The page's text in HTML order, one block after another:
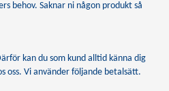
behov. Saknar ni någon produkt så
kan du som kund alltid känna dig
oss. Vi använder följande betalsätt.